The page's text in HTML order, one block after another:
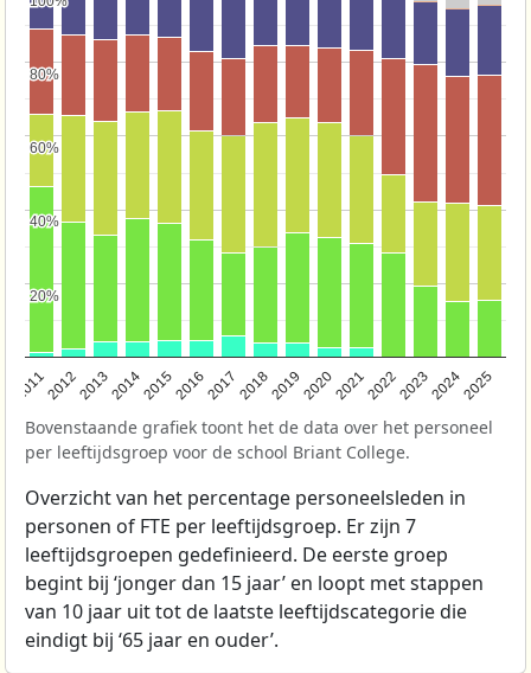
201120122013201420152016201720182019202020212022202320242025
20%
20%
40%
40%
60%
60%
80%
80%
Bovenstaande grafiek toont het de data over het personeel
per leeftijdsgroep voor de school Briant College.
Overzicht van het percentage personeelsleden in
personen of FTE per leeftijdsgroep. Er zijn 7
leeftijdsgroepen gedefinieerd. De eerste groep
begint bij ‘jonger dan 15 jaar’ en loopt met stappen
van 10 jaar uit tot de laatste leeftijdscategorie die
eindigt bij ‘65 jaar en ouder’.